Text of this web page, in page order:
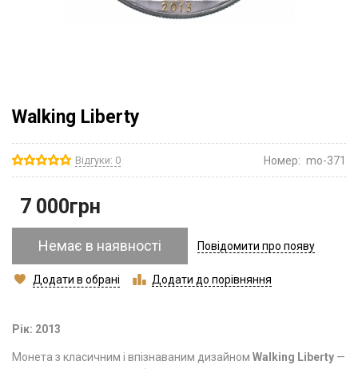
Walking Liberty
Відгуки: 0 Номер: mo-371
7 000грн
Немає в наявності Повідомити про появу
Додати в обрані Додати до порівняння
Рік: 2013
Монета з класичним і впізнаваним дизайном Walking Liberty —